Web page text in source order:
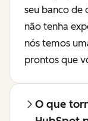
seu banco de
não tenha
nós temos
prontos que
O que